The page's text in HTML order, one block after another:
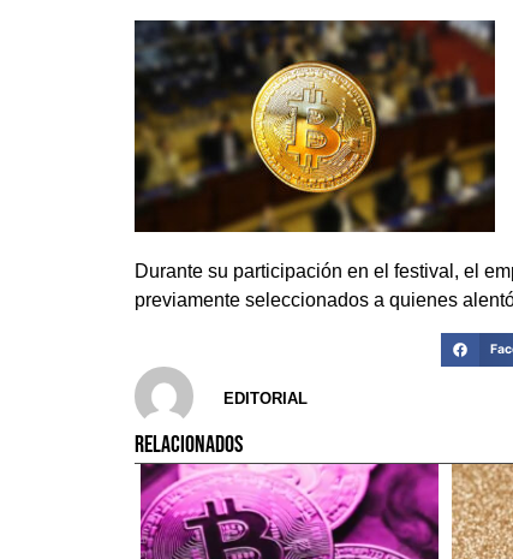
Durante su participación en el festival, el
previamente seleccionados a quienes
EDITORIAL
RELACIONADOS